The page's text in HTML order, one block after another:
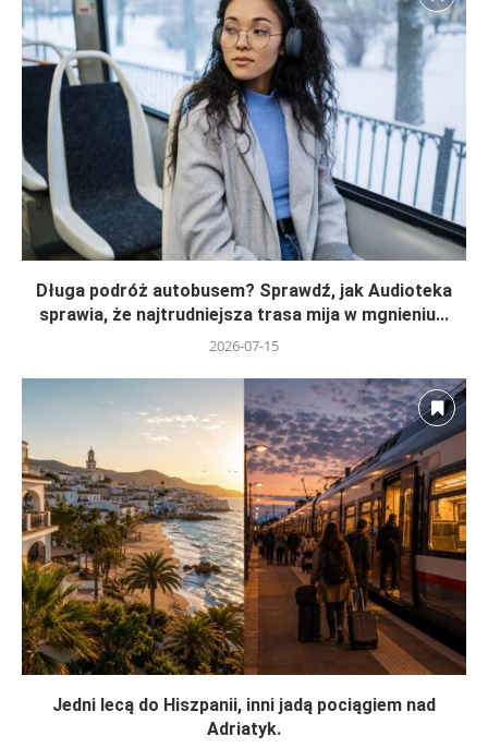
Długa podróż autobusem? Sprawdź, jak Audioteka
sprawia, że najtrudniejsza trasa mija w mgnieniu...
2026-07-15
Jedni lecą do Hiszpanii, inni jadą pociągiem nad
Adriatyk.